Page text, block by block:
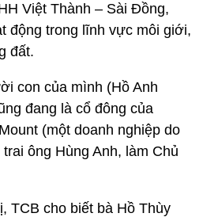
Việt Thành – Sài Đồng,
động trong lĩnh vực môi giới,
đất.
con của mình (Hồ Anh
đang là cổ đông của
(một doanh nghiệp do
ông Hùng Anh, làm Chủ
TCB cho biết bà Hồ Thùy